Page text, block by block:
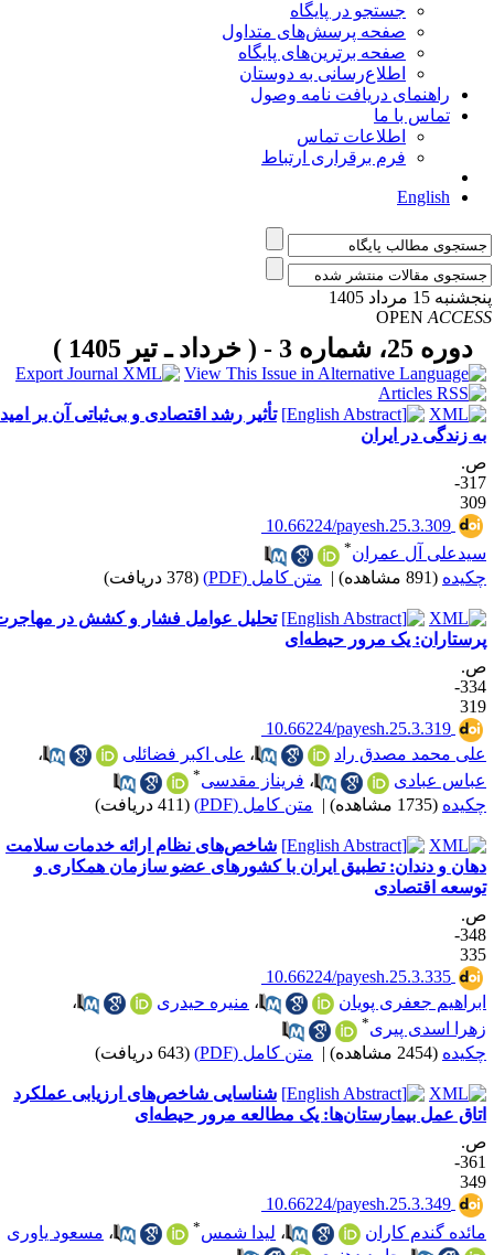
جستجو در پایگاه
صفحه پرسش‌های متداول
صفحه برترین‌های پایگاه
اطلاع‌رسانی به دوستان
راهنمای دریافت نامه وصول
تماس با ما
اطلاعات تماس
فرم برقراری ارتباط
English
15 مرداد 1405
OPEN
دوره 25، شماره 3 - ( خرداد ـ تیر 1405 )
تأثیر رشد اقتصادی و بی‌ثباتی آن بر امید
زندگی در ایران
317-
‎ 10.66224/payesh.25.3.309
آل عمران
*
(891 مشاهده) | متن کامل (PDF) (378 دریافت)
تحلیل عوامل فشار و کشش در مهاجرت
یک مرور حیطه‌ای
334-
‎ 10.66224/payesh.25.3.319
محمد مصدق راد
،علی اکبر فضائلی
،
عبادی
،فریناز مقدسی
(1735 مشاهده) | متن کامل (PDF) (411 دریافت)
شاخص‌های نظام ارائه خدمات سلامت
و دندان: تطبیق ایران با کشورهای عضو سازمان همکاری و
اقتصادی
348-
‎ 10.66224/payesh.25.3.335
جعفری پویان
،منیره حیدری
،
اسدی پیری
(2454 مشاهده) | متن کامل (PDF) (643 دریافت)
شناسایی شاخص‌های ارزیابی عملکرد
عمل بیمارستان‌ها: یک مطالعه مرور حیطه‌ای
361-
‎ 10.66224/payesh.25.3.349
گندم کاران
،لیدا شمس ،مسعود یاوری